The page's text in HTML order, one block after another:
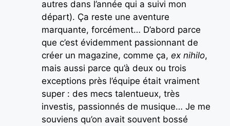
autres dans l’année qui a suivi mon
départ). Ça reste une aventure
marquante, forcément… D’abord parce
que c’est évidemment passionnant de
créer un magazine, comme ça, ex nihilo,
mais aussi parce qu’à deux ou trois
exceptions près l’équipe était vraiment
super : des mecs talentueux, très
investis, passionnés de musique… Je me
souviens qu’on avait souvent bossé